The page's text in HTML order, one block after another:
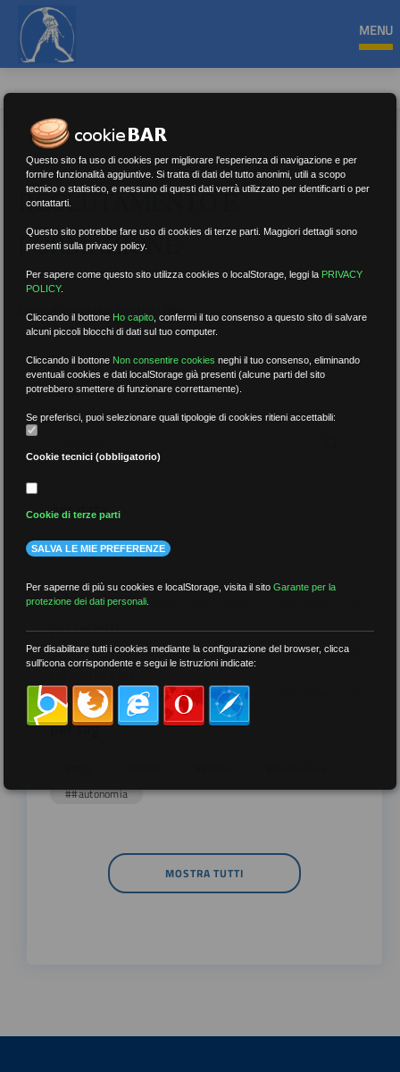
MENU
RECLUTAMENTO E
FORMAZIONE
Nessun risultato.Rimuovi filtri
RICERCA
per data
più recenti
meno recenti
per tag
##autonomia
MOSTRA TUTTI
Questo sito fa uso di cookies per migliorare l'esperienza di navigazione e per
fornire funzionalità aggiuntive. Si tratta di dati del tutto anonimi, utili a scopo
tecnico o statistico, e nessuno di questi dati verrà utilizzato per identificarti o per
contattarti.
Questo sito potrebbe fare uso di cookies di terze parti. Maggiori dettagli sono
presenti sulla privacy policy.
Per sapere come questo sito utilizza cookies o localStorage, leggi la PRIVACY
POLICY.
Cliccando il bottone Ho capito ,confermi il tuo consenso a questo sito di salvare
alcuni piccoli blocchi di dati sul tuo computer.
Cliccando il bottone Non consentire cookies neghi il tuo consenso, eliminando
eventuali cookies e dati localStorage già presenti (alcune parti del sito
potrebbero smettere di funzionare correttamente).
Se preferisci, puoi selezionare quali tipologie di cookies ritieni accettabili:
Cookie tecnici (obbligatorio)
Cookie di terze parti
SALVA LE MIE PREFERENZE
Per saperne di più su cookies e localStorage, visita il sitoGarante per la
protezione dei dati personali
Per disabilitare tutti i cookies mediante la configurazione del browser, clicca
sull'icona corrispondente e segui le istruzioni indicate: